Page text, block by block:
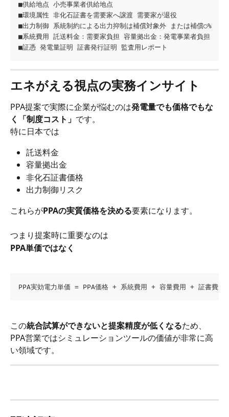
■供給地点 小売事業者供給地点
■環境属性 非化石証書を需要家へ譲渡 需要家が退役
■出力制御 系統制約による出力抑制は補償対象外 または補償○%
■系統費用 託送料金：需要家負担 容量拠出金：発電事業者負担
■証憑 発電量証明 証書発行証明 監査用レポート
エネがえる視点の実務インサイト
PPA提案で実際に企業が悩むのは発電量でも価格でもな
く「制度コスト」 です。
特に日本では
託送料金
容量拠出金
非化石証書価格
出力制御リスク
これらがPPAの実質価格を決める要素になります。
つまり提案時に重要なのは
PPA単価ではなく
PPA実効電力単価 = PPA価格 + 系統費用 + 容量費用 + 証書費用
この統合試算ができないと提案精度が低くなるため、
PPA営業ではシミュレーションツールの価値が非常に高
い領域です。